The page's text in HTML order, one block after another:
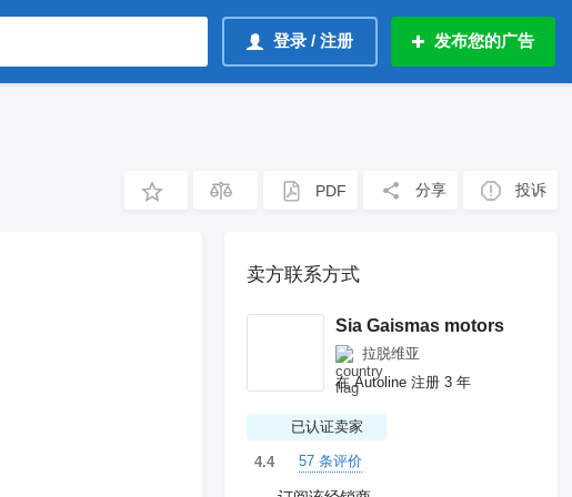
登录 / 注册 发布您的广告
PDF 分享 投诉
卖方联系方式
Sia Gaismas motors
拉脱维亚
在 Autoline 注册 3 年
已认证卖家
4.4 57 条评价